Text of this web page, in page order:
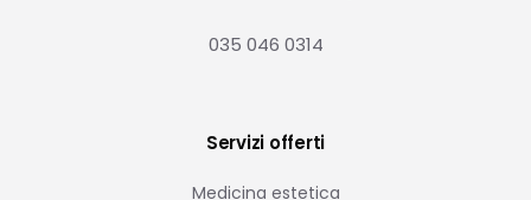
035 046 0314
Servizi offerti
Medicina estetica